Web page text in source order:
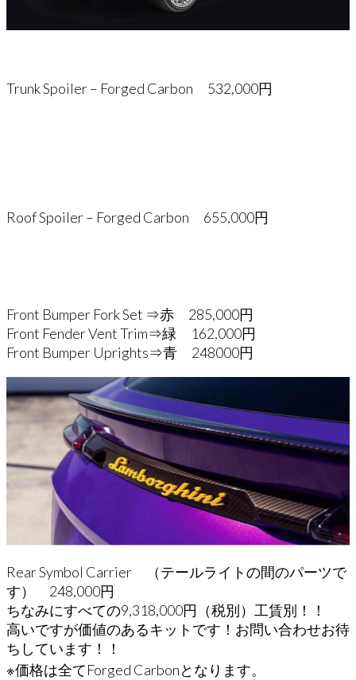
Trunk Spoiler – Forged Carbon 532,000円
Roof Spoiler – Forged Carbon 655,000円
Front Bumper Fork Set ⇒赤 285,000円
Front Fender Vent Trim⇒緑 162,000円
Front Bumper Uprights⇒青 248000円
Rear Symbol Carrier （テールライトの間のパーツで
す） 248,000円
ちなみにすべての9,318,000円（税別）工賃別！！
高いですが価値のあるキットです！お問い合わせお待
ちしています！！
※価格は全てForged Carbonとなります。